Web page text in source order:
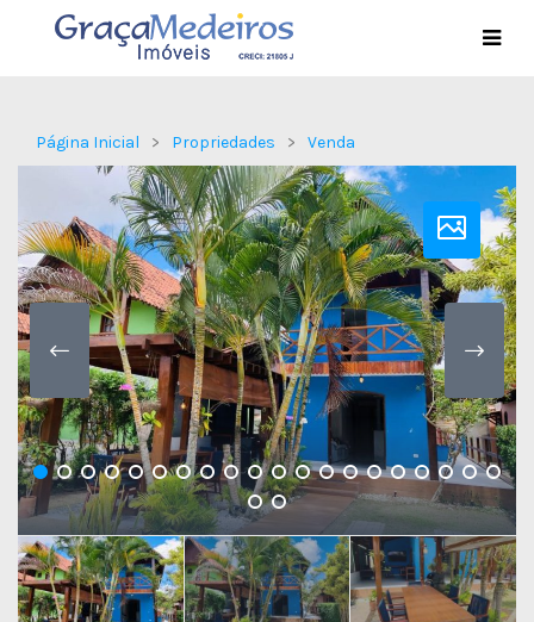
Página Inicial Propriedades Venda